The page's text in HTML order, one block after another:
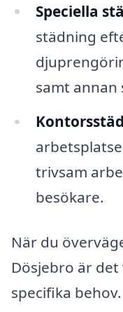
Speciella
städning
samt annan
trivsam
besökare.
När du
Dösjebro är
specifika